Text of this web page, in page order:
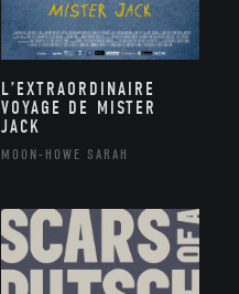
L’EXTRAORDINAIRE
VOYAGE DE MISTER
JACK
MOON-HOWE SARAH